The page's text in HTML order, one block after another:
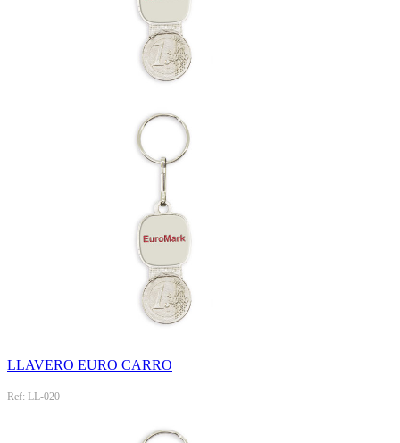
LLAVERO EURO CARRO
Ref: LL-020